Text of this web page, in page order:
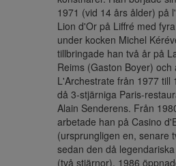
1971 (vid 14 års ålder) på
Lion d'Or på Liffré med
under kocken Michel
tillbringade han två år på
Reims (Gaston Boyer) och
L'Archestrate från 1977 till
då 3-stjärniga Paris-
Alain Senderens. Från
arbetade han på Casino
(ursprungligen en, senare
sedan den då
(två stjärnor). 1986